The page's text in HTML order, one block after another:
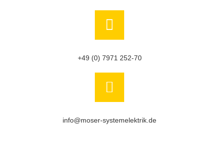
+49 (0) 7971 252-70
info@moser-systemelektrik.de